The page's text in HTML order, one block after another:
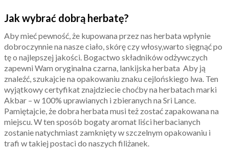
Jak wybrać dobrą herbatę?
Aby mieć pewność, że kupowana przez nas herbata wpłynie
dobroczynnie na nasze ciało, skórę czy włosy,warto sięgnąć po
tę o najlepszej jakości. Bogactwo składników odżywczych
zapewni Wam oryginalna czarna, lankijska herbata Aby ją
znaleźć, szukajcie na opakowaniu znaku cejlońskiego lwa. Ten
wyjątkowy certyfikat znajdziecie choćby na herbatach marki
Akbar – w 100% uprawianych i zbieranych na Sri Lance.
Pamiętajcie, że dobra herbata musi też zostać zapakowana na
miejscu. W ten sposób bogaty aromat liści herbacianych
zostanie natychmiast zamknięty w szczelnym opakowaniu i
trafi w takiej postaci do naszych filiżanek.